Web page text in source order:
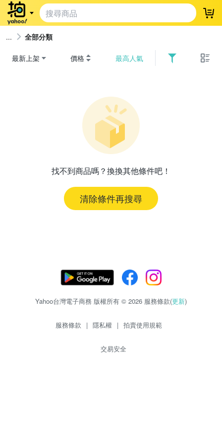
登
全部分類
最新上架 價格 最高人氣
找不到商品嗎？換換其他條件吧！
清除條件再搜尋
Yahoo台灣電子商務 版權所有 © 2026 服務條款(更新)
服務條款 | 隱私權 | 拍賣使用規範
交易安全